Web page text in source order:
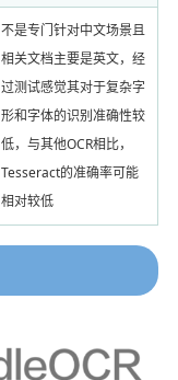
不是专门针对中文场景且
相关文档主要是英文，经
过测试感觉其对于复杂字
形和字体的识别准确性较
低，与其他OCR相比，
Tesseract的准确率可能
相对较低